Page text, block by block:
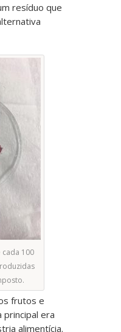
resíduo que
cada 100
frutos e
principal era
alimentícia.